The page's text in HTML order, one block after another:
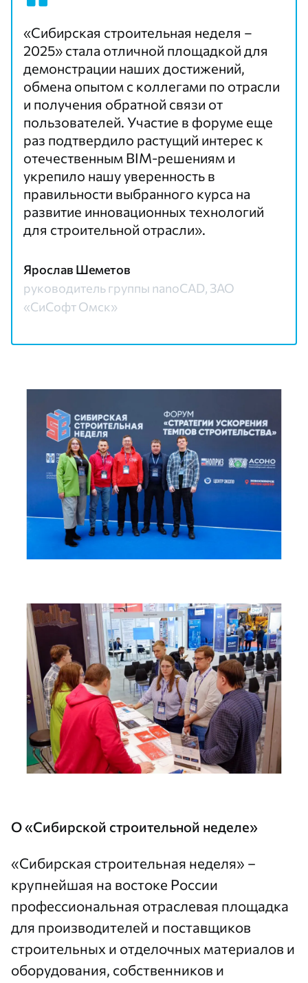
«Сибирская строительная неделя –
2025» стала отличной площадкой для
демонстрации наших достижений,
обмена опытом с коллегами по отрасли
и получения обратной связи от
пользователей. Участие в форуме еще
раз подтвердило растущий интерес к
отечественным BIM-решениям и
укрепило нашу уверенность в
правильности выбранного курса на
развитие инновационных технологий
для строительной отрасли».
Ярослав Шеметов
руководитель группы nanoCAD, ЗАО
«СиСофт Омск»
О «Сибирской строительной неделе»
«Сибирская строительная неделя» –
крупнейшая на востоке России
профессиональная отраслевая площадка
для производителей и поставщиков
строительных и отделочных материалов и
оборудования, собственников и